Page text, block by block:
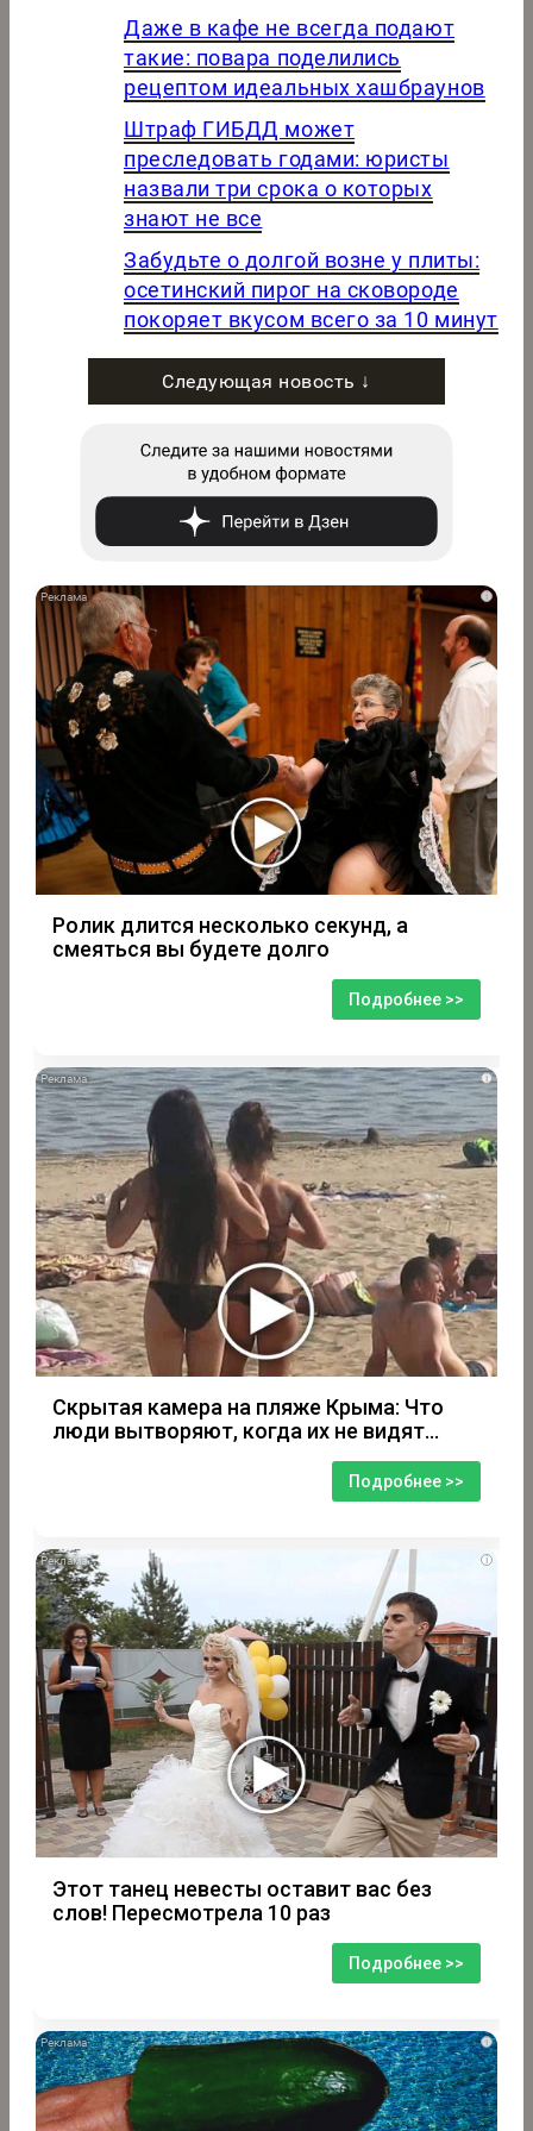
Даже в кафе не всегда подают
такие: повара поделились
рецептом идеальных хашбраунов
Штраф ГИБДД может
преследовать годами: юристы
назвали три срока о которых
знают не все
Забудьте о долгой возне у плиты:
осетинский пирог на сковороде
покоряет вкусом всего за 10 минут
Следующая новость ↓
i
Ролик длится несколько секунд, а
смеяться вы будете долго
Подробнее >>
i
Скрытая камера на пляже Крыма: Что
люди вытворяют, когда их не видят...
Подробнее >>
i
Этот танец невесты оставит вас без
слов! Пересмотрела 10 раз
Подробнее >>
i